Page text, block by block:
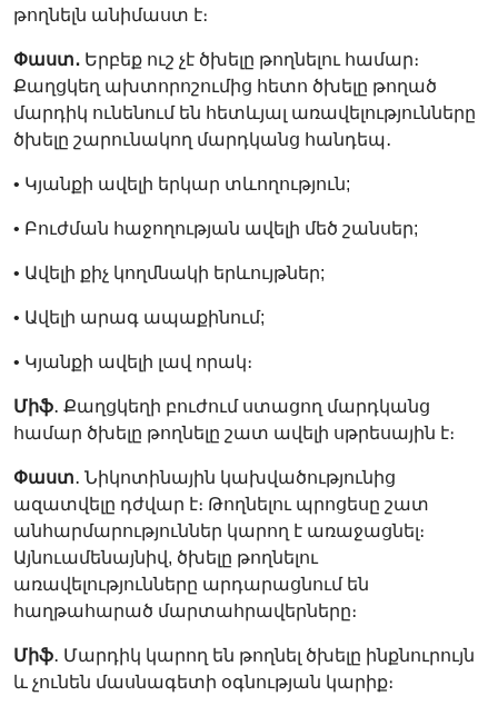
թողնելն անիմաստ է։
Փաստ․ Երբեք ուշ չէ ծխելը թողնելու համար։
Քաղցկեղ ախտորոշումից հետո ծխելը թողած
մարդիկ ունենում են հետևյալ առավելությունները
ծխելը շարունակող մարդկանց հանդեպ․
• Կյանքի ավելի երկար տևողություն;
• Բուժման հաջողության ավելի մեծ շանսեր;
• Ավելի քիչ կողմնակի երևույթներ;
• Ավելի արագ ապաքինում;
• Կյանքի ավելի լավ որակ։
Միֆ․ Քաղցկեղի բուժում ստացող մարդկանց
համար ծխելը թողնելը շատ ավելի սթրեսային է։
Փաստ․ Նիկոտինային կախվածությունից
ազատվելը դժվար է։ Թողնելու պրոցեսը շատ
անհարմարություններ կարող է առաջացնել։
Այնուամենայնիվ, ծխելը թողնելու
առավելությունները արդարացնում են
հաղթահարած մարտահրավերները։
Միֆ․ Մարդիկ կարող են թողնել ծխելը ինքնուրույն
և չունեն մասնագետի օգնության կարիք։